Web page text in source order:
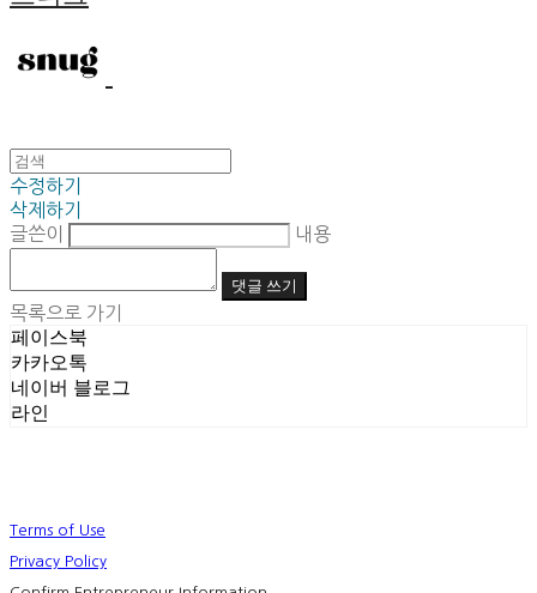
수정하기
삭제하기
글쓴이
내용
댓글 쓰기
목록으로 가기
페이스북
카카오톡
네이버 블로그
라인
Terms of Use
Privacy Policy